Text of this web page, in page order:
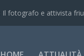
Il fotografo e attivista